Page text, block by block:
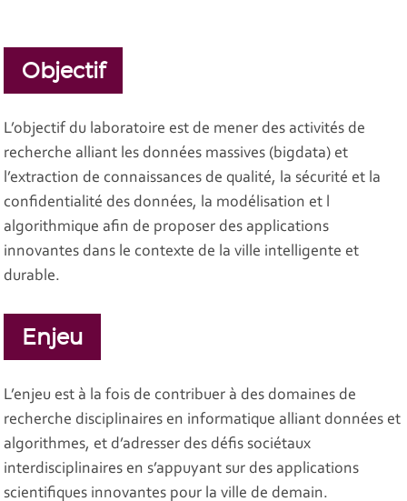
Objectif
L’objectif du laboratoire est de mener des activités de
recherche alliant les données massives (bigdata) et
l’extraction de connaissances de qualité, la sécurité et la
confidentialité des données, la modélisation et l
algorithmique afin de proposer des applications
innovantes dans le contexte de la ville intelligente et
durable.
Enjeu
L’enjeu est à la fois de contribuer à des domaines de
recherche disciplinaires en informatique alliant données et
algorithmes, et d’adresser des défis sociétaux
interdisciplinaires en s’appuyant sur des applications
scientifiques innovantes pour la ville de demain.